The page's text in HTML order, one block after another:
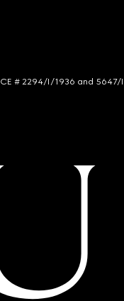
# 2294/I/1936 and